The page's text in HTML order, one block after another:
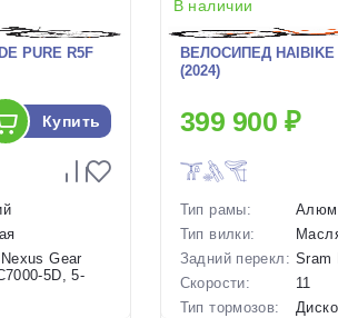
PURE R5F
Купить
Gear
5D, 5-
В наличии
ВЕЛОСИПЕД HAIBIKE
(2024)
399 900 ₽
Тип рамы:
Тип вилки:
Задний перекл: Sram
Скорости:
11
Тип тормозов: